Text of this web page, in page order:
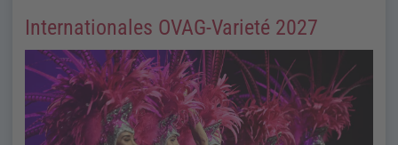
Internationales OVAG-Varieté 2027